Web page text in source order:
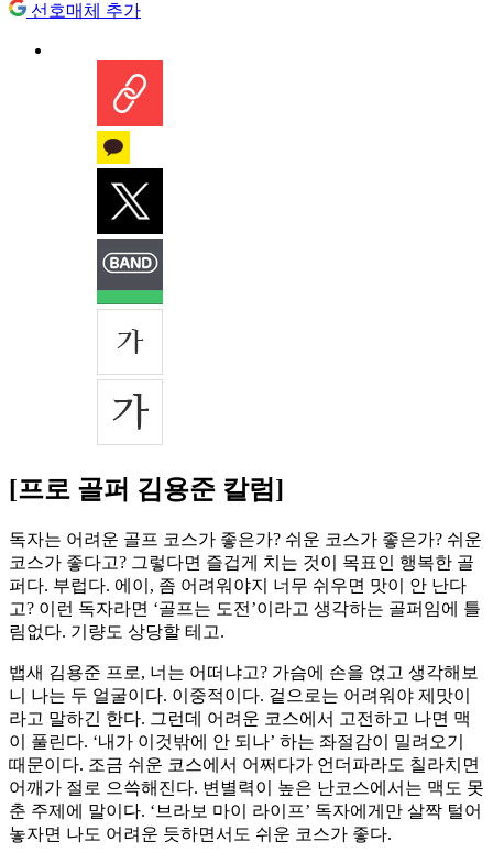
선호매체 추가
[프로 골퍼 김용준 칼럼]
독자는 어려운 골프 코스가 좋은가? 쉬운 코스가 좋은가? 쉬운
코스가 좋다고? 그렇다면 즐겁게 치는 것이 목표인 행복한 골
퍼다. 부럽다. 에이, 좀 어려워야지 너무 쉬우면 맛이 안 난다
고? 이런 독자라면 ‘골프는 도전’이라고 생각하는 골퍼임에 틀
림없다. 기량도 상당할 테고.
뱁새 김용준 프로, 너는 어떠냐고? 가슴에 손을 얹고 생각해보
니 나는 두 얼굴이다. 이중적이다. 겉으로는 어려워야 제맛이
라고 말하긴 한다. 그런데 어려운 코스에서 고전하고 나면 맥
이 풀린다. ‘내가 이것밖에 안 되나’ 하는 좌절감이 밀려오기
때문이다. 조금 쉬운 코스에서 어쩌다가 언더파라도 칠라치면
어깨가 절로 으쓱해진다. 변별력이 높은 난코스에서는 맥도 못
춘 주제에 말이다. ‘브라보 마이 라이프’ 독자에게만 살짝 털어
놓자면 나도 어려운 듯하면서도 쉬운 코스가 좋다.